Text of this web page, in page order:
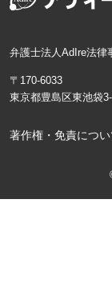
弁護士法人AdIre法
〒170-6033
東京都豊島区東池袋
著作権・免責につい